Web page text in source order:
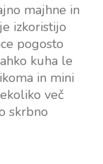
majhne in
izkoristijo
pogosto
kuha le
in mini
več
skrbno